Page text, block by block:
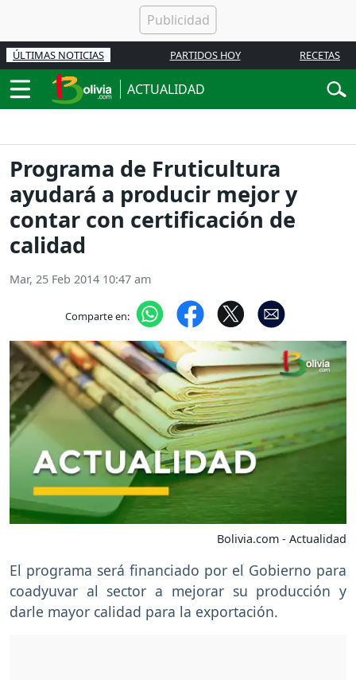
ÚLTIMAS NOTICIAS PARTIDOS HOY RECETAS
ACTUALIDAD
Programa de Fruticultura
ayudará a producir mejor y
contar con certificación de
calidad
Mar, 25 Feb 2014 10:47 am
Comparte en:
Bolivia.com - Actualidad
El programa será financiado por el Gobierno para
coadyuvar al sector a mejorar su producción y
darle mayor calidad para la exportación.